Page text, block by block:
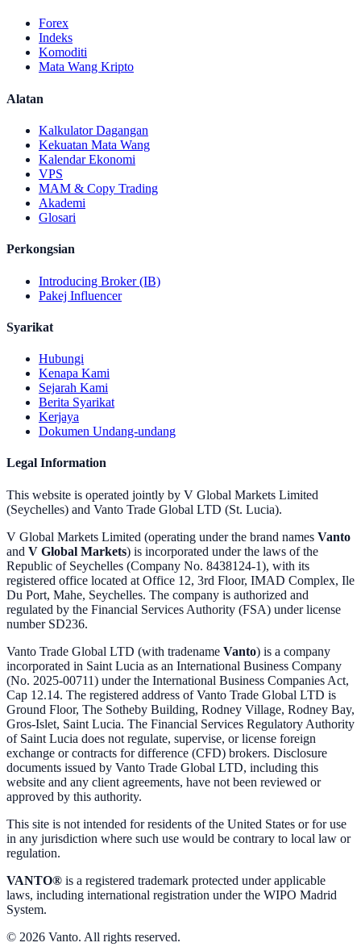
Forex
Indeks
Komoditi
Mata Wang Kripto
Alatan
Kalkulator Dagangan
Kekuatan Mata Wang
Kalendar Ekonomi
VPS
MAM & Copy Trading
Akademi
Glosari
Perkongsian
Introducing Broker (IB)
Pakej Influencer
Syarikat
Hubungi
Kenapa Kami
Sejarah Kami
Berita Syarikat
Kerjaya
Dokumen Undang-undang
Legal Information
This website is operated jointly by V Global Markets Limited
(Seychelles) and Vanto Trade Global LTD (St. Lucia).
V Global Markets Limited (operating under the brand names Vanto
and V Global Markets) is incorporated under the laws of the
Republic of Seychelles (Company No. 8438124-1), with its
registered office located at Office 12, 3rd Floor, IMAD Complex, Ile
Du Port, Mahe, Seychelles. The company is authorized and
regulated by the Financial Services Authority (FSA) under license
number SD236.
Vanto Trade Global LTD (with tradename Vanto) is a company
incorporated in Saint Lucia as an International Business Company
(No. 2025-00711) under the International Business Companies Act,
Cap 12.14. The registered address of Vanto Trade Global LTD is
Ground Floor, The Sotheby Building, Rodney Village, Rodney Bay,
Gros-Islet, Saint Lucia. The Financial Services Regulatory Authority
of Saint Lucia does not regulate, supervise, or license foreign
exchange or contracts for difference (CFD) brokers. Disclosure
documents issued by Vanto Trade Global LTD, including this
website and any client agreements, have not been reviewed or
approved by this authority.
This site is not intended for residents of the United States or for use
in any jurisdiction where such use would be contrary to local law or
regulation.
VANTO® is a registered trademark protected under applicable
laws, including international registration under the WIPO Madrid
System.
© 2026 Vanto. All rights reserved.